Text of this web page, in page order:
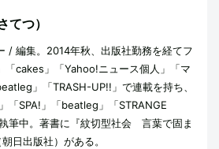
てつ）
/ 編集。2014年秋、出版社勤務を経てフ
「cakes」「Yahoo!ニュース個人」「マ
」「TRASH-UP!!」で連載を持ち、
「SPA!」「beatleg」「STRANGE
筆中。著書に『紋切型社会 言葉で固ま
日出版社）がある。